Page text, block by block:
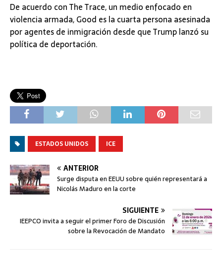
De acuerdo con The Trace, un medio enfocado en
violencia armada, Good es la cuarta persona asesinada
por agentes de inmigración desde que Trump lanzó su
política de deportación.
ESTADOS UNIDOS ICE
ANTERIOR
Surge disputa en EEUU sobre quién representará a
Nicolás Maduro en la corte
SIGUIENTE
IEEPCO invita a seguir el primer Foro de Discusión
sobre la Revocación de Mandato